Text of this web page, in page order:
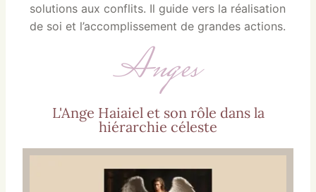
solutions aux conflits. Il guide vers la réalisation
de soi et l’accomplissement de grandes actions.
Anges
L'Ange Haiaiel et son rôle dans la
hiérarchie céleste